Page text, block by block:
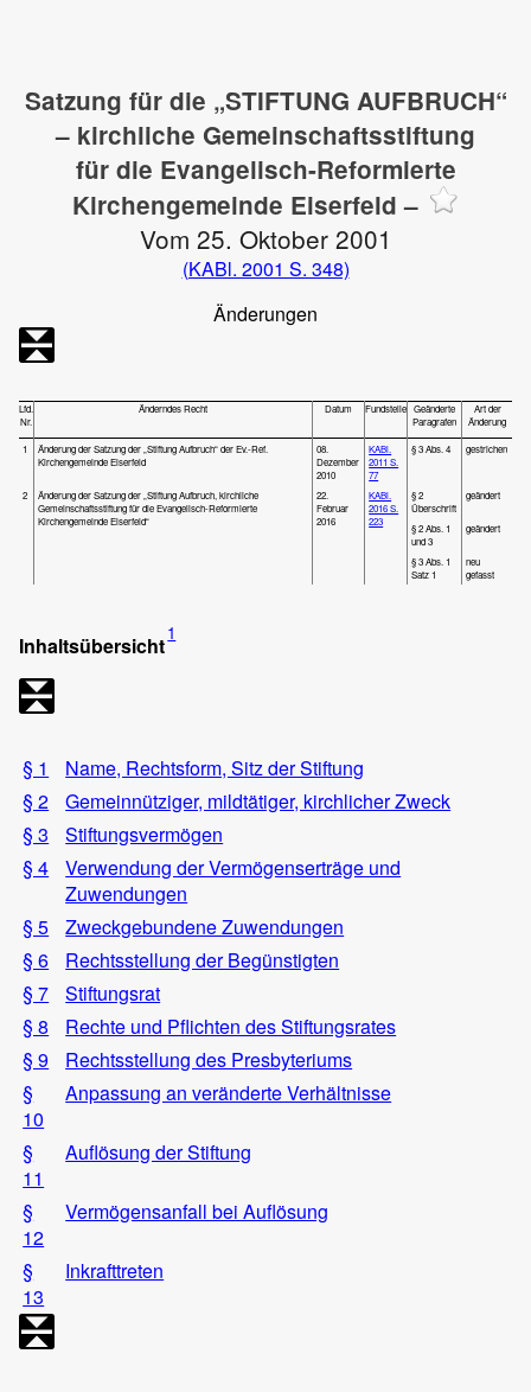
Satzung für die „STIFTUNG AUFBRUCH“
– kirchliche Gemeinschaftsstiftung
für die Evangelisch-Reformierte
Kirchengemeinde Eiserfeld –
Vom 25. Oktober 2001
(KABl. 2001 S. 348)
Änderungen
Lfd.
Nr.
Änderndes Recht Datum Fundstelle Geänderte
Paragrafen
Art der
Änderung
1
Änderung der Satzung der „Stiftung Aufbruch“ der Ev.-Ref.
Kirchengemeinde Eiserfeld
08.
Dezember
2010
KABl.
2011 S.
77
§ 3 Abs. 4 gestrichen
2
Änderung der Satzung der „Stiftung Aufbruch, kirchliche
Gemeinschaftsstiftung für die Evangelisch-Reformierte
Kirchengemeinde Eiserfeld“
22.
Februar
2016
KABl.
2016 S.
223
§ 2
Überschrift
geändert
§ 2 Abs. 1
und 3
geändert
§ 3 Abs. 1
Satz 1
neu
gefasst
Inhaltsübersicht1
§ 1
Name, Rechtsform, Sitz der Stiftung
§ 2
Gemeinnütziger, mildtätiger, kirchlicher Zweck
§ 3
Stiftungsvermögen
§ 4
Verwendung der Vermögenserträge und
Zuwendungen
§ 5
Zweckgebundene Zuwendungen
§ 6
Rechtsstellung der Begünstigten
§ 7
Stiftungsrat
§ 8
Rechte und Pflichten des Stiftungsrates
§ 9
Rechtsstellung des Presbyteriums
§
10
Anpassung an veränderte Verhältnisse
§
11
Auflösung der Stiftung
§
12
Vermögensanfall bei Auflösung
§
13
Inkrafttreten